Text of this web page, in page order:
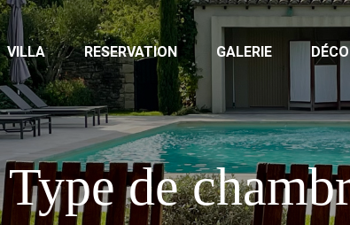
VILLA RESERVATION GALERIE
Type de